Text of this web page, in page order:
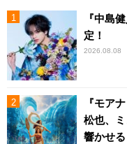
『中島
定！
2026.08.08
『モア
松也、
響かせる